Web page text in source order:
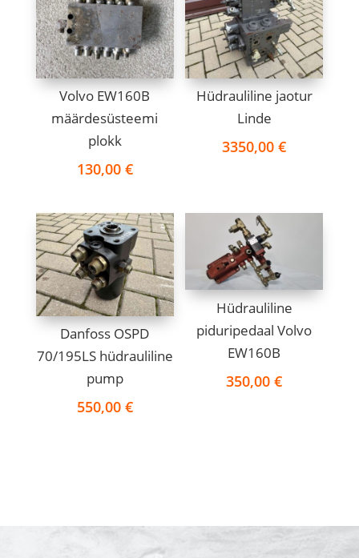
Volvo EW160B
määrdesüsteemi
plokk
130,00 €
Hüdrauliline jaotur
Linde
3350,00€
Danfoss OSPD
70/195LS hüdrauliline
pump
550,00 €
Hüdrauliline
piduripedaal Volvo
EW160B
350,00€